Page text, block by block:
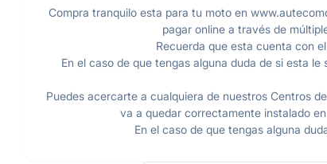
Compra tranquilo esta para tu moto en
pagar online a través de
Recuerda que esta cuenta con
En el caso de que tengas alguna duda de si esta
Puedes acercarte a cualquiera de nuestros Centros
va a quedar correctamente instalado
En el caso de que tengas alguna